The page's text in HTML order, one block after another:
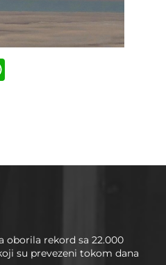
oborila rekord sa 22.000
su prevezeni tokom dana